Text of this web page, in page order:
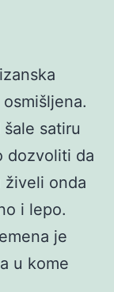
satiru
dozvoliti da
živeli onda
i lepo.
je
u kome